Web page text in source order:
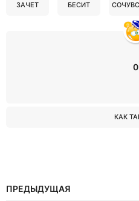
ЗАЧЕТ БЕСИТ
0
КАК
ПРЕДЫДУЩАЯ